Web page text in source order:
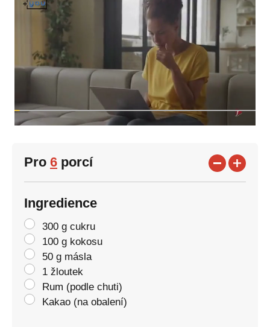
Pro 6 porcí
Ingredience
300 g cukru
100 g kokosu
50 g másla
1 žloutek
Rum (podle chuti)
Kakao (na obalení)